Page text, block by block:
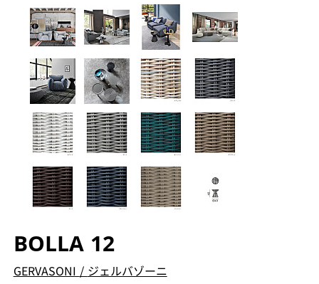
BOLLA 12
GERVASONI / ジェルバゾーニ